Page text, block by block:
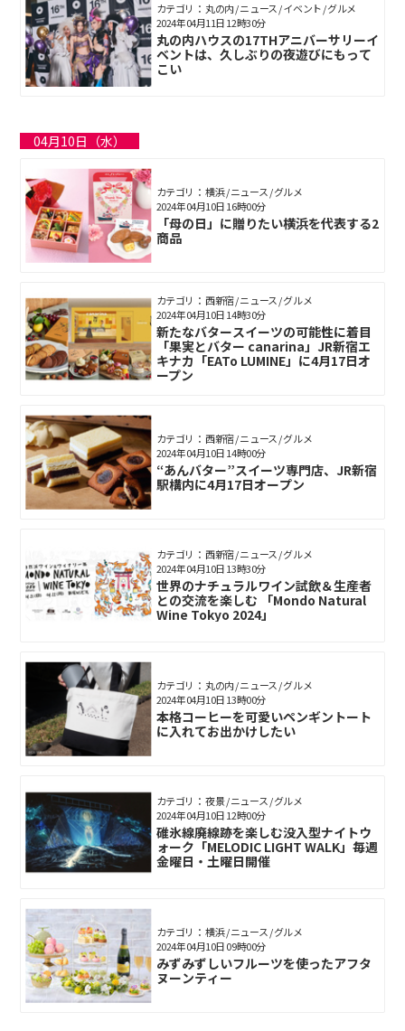
カテゴリ： 丸の内 / ニュース / イベント / グルメ
丸の内ハウスの17THアニバーサリーイ
ベントは、久しぶりの夜遊びにもって
こい
2024年04月11日 12時30分
04月10日（水）
カテゴリ： 横浜 / ニュース / グルメ
「母の日」に贈りたい横浜を代表する2
商品
2024年04月10日 16時00分
カテゴリ： 西新宿 / ニュース / グルメ
新たなバタースイーツの可能性に着目
「果実とバター canarina」JR新宿エ
キナカ「EATo LUMINE」に4月17日オ
ープン
2024年04月10日 14時30分
カテゴリ： 西新宿 / ニュース / グルメ
“あんバター”スイーツ専門店、JR新宿
駅構内に4月17日オープン
2024年04月10日 14時00分
カテゴリ： 西新宿 / ニュース / グルメ
世界のナチュラルワイン試飲＆生産者
との交流を楽しむ 「Mondo Natural
Wine Tokyo 2024」
2024年04月10日 13時30分
カテゴリ： 丸の内 / ニュース / グルメ
本格コーヒーを可愛いペンギントート
に入れてお出かけしたい
2024年04月10日 13時00分
カテゴリ： 夜景 / ニュース / グルメ
碓氷線廃線跡を楽しむ没入型ナイトウ
ォーク「MELODIC LIGHT WALK」毎週
金曜日・土曜日開催
2024年04月10日 12時00分
カテゴリ： 横浜 / ニュース / グルメ
みずみずしいフルーツを使ったアフタ
ヌーンティー
2024年04月10日 09時00分